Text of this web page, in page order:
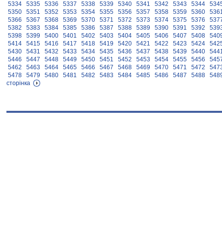
5334
5335 5336 5337 5338 5339 5340 5341 5342 5343 5344
5350
5351 5352 5353 5354 5355 5356 5357 5358 5359 5360
5366
5367 5368 5369 5370 5371 5372 5373 5374 5375 5376
5382
5383 5384 5385 5386 5387 5388 5389 5390 5391 5392
5398
5399 5400 5401 5402 5403 5404 5405 5406 5407 5408
5414
5415 5416 5417 5418 5419 5420 5421 5422 5423 5424
5430
5431 5432 5433 5434 5435 5436 5437 5438 5439 5440
5446
5447 5448 5449 5450 5451 5452 5453 5454 5455 5456
5462
5463 5464 5465 5466 5467 5468 5469 5470 5471 5472
5478
5479 5480 5481 5482 5483 5484 5485 5486 5487 5488
сторінка